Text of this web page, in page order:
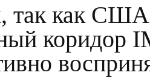
так как
коридор